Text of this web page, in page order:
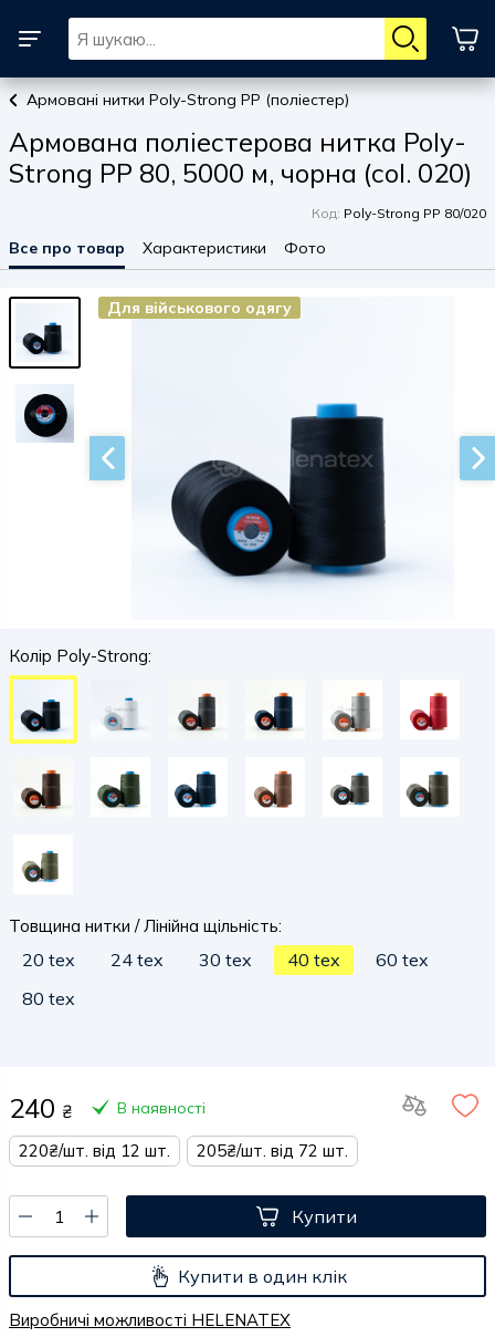
Армовані нитки Poly-Strong PP (поліестер)
Армована поліестерова нитка Poly-
Strong PP 80, 5000 м, чорна (col. 020)
Код: Poly-Strong PP 80/020
Все про товар Характеристики Фото
Для військового одягу
Для військового одягу
Колір Poly-Strong:
Товщина нитки / Лінійна щільність:
20 tex 24 tex 30 tex 40 tex
60 tex
80 tex
240 ₴ В наявності
220₴/шт. від 12 шт. 205₴/шт. від 72 шт.
Купити
Купити в один клік
Виробничі можливості HELENATEX